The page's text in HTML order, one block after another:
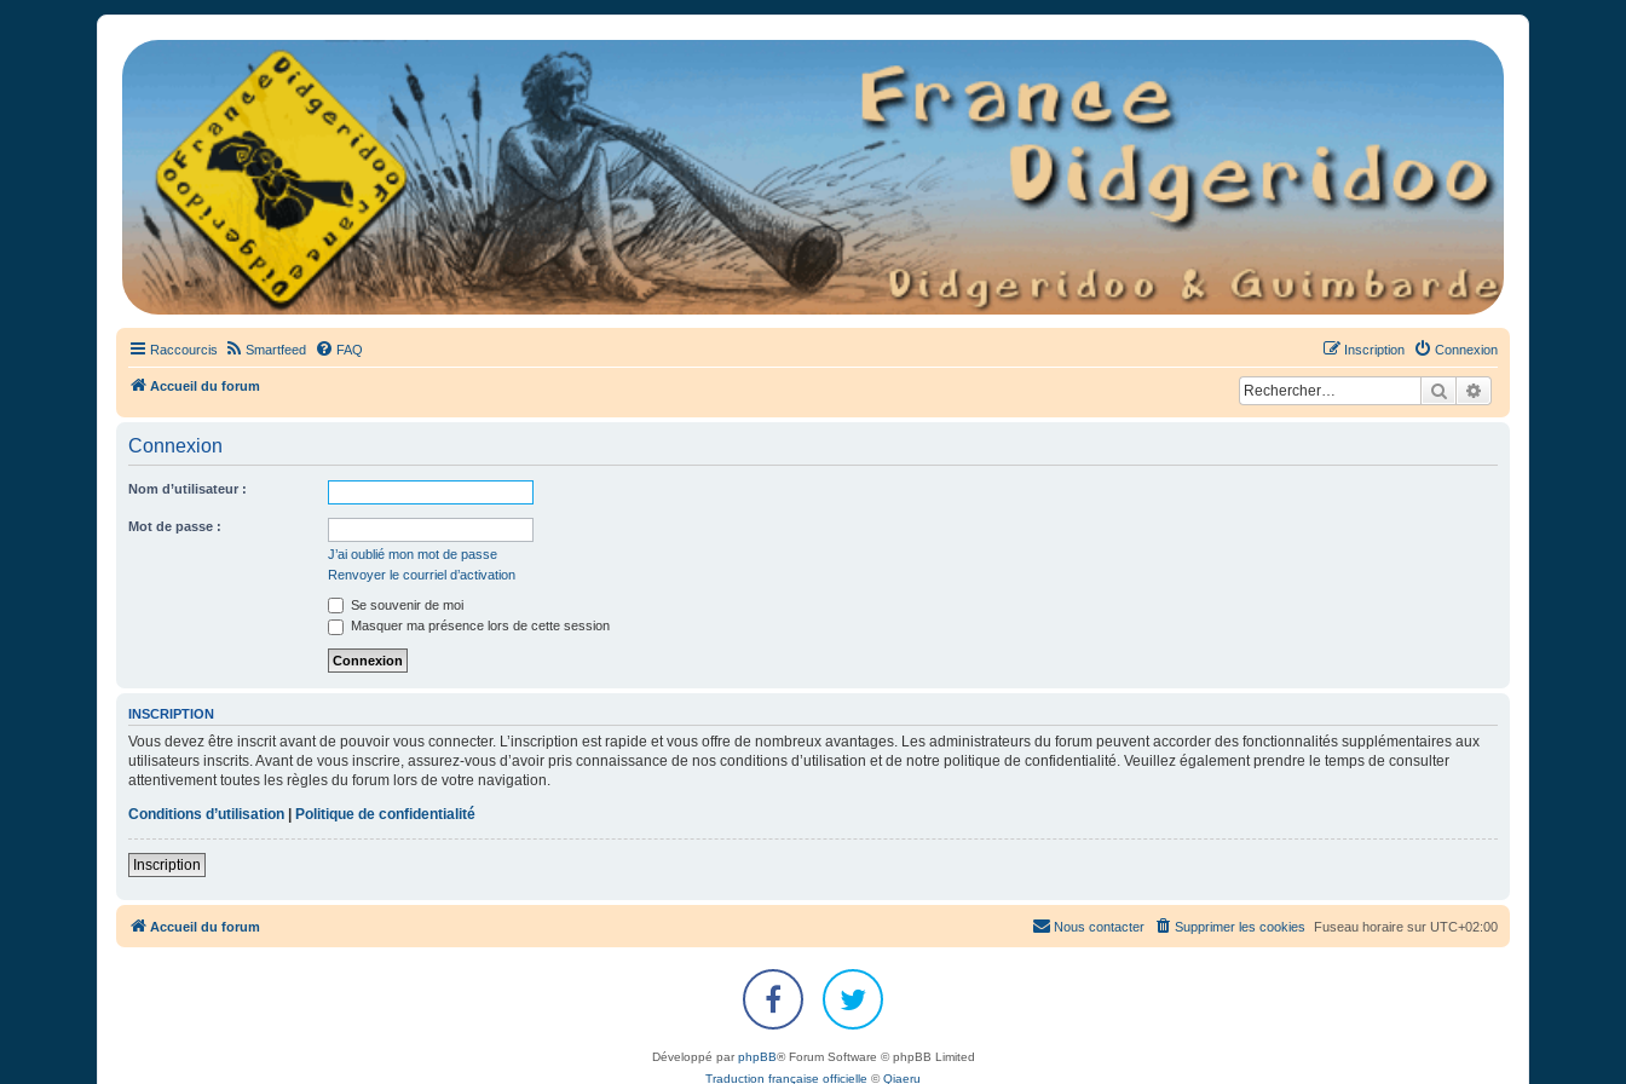
France Didgeridoo
Didgeridoo et Guimbarde sur France Didgeridoo - retrouvez la communauté.
Raccourcis Smartfeed FAQ Connexion
Inscription
Accueil du forum Rechercher
Connexion
Nom d’utilisateur :
Mot de passe :
J’ai oublié mon mot de passe
Renvoyer le courriel d’activation
Se souvenir de moi
Masquer ma présence lors de cette session
INSCRIPTION
Vous devez être inscrit avant de pouvoir vous connecter. L’inscription est rapide et vous offre de nombreux avantages. Les administrateurs du forum peuvent accorder des fonctionnalités supplémentaires aux
utilisateurs inscrits. Avant de vous inscrire, assurez-vous d’avoir pris connaissance de nos conditions d’utilisation et de notre politique de confidentialité. Veuillez également prendre le temps de consulter
attentivement toutes les règles du forum lors de votre navigation.
Conditions d’utilisation
Politique de confidentialité
Inscription
Accueil du forum Fuseau horaire sur UTC+02:00
Supprimer les cookies
Nous contacter
Développé parphpBB® Forum Software © phpBB Limited
Traduction française officielle ©Qiaeru